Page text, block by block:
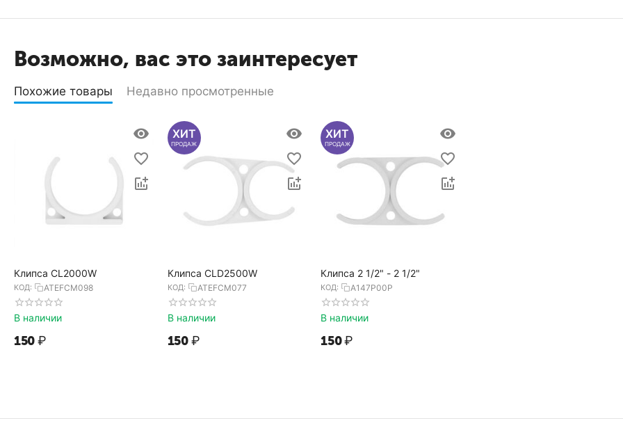
Возможно, вас это заинтересует
Похожие товары Недавно просмотренные
Клипса CL2000W
КОД: ATEFCM098
В наличии
‍150‍₽
ХИТ
ПРОДАЖ
Клипса CLD2500W
КОД: ATEFCM077
В наличии
‍150‍ ₽
ХИТ
ПРОДАЖ
Клипса 2 1/2" - 2 1/2"
КОД: А147Р00Р
В наличии
‍150‍₽